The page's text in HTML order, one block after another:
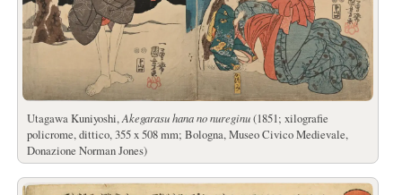
Utagawa Kuniyoshi,Akegarasu hana no nureginu(1851; xilografie
policrome, dittico, 355 x 508 mm; Bologna, Museo Civico Medievale,
Donazione Norman Jones)